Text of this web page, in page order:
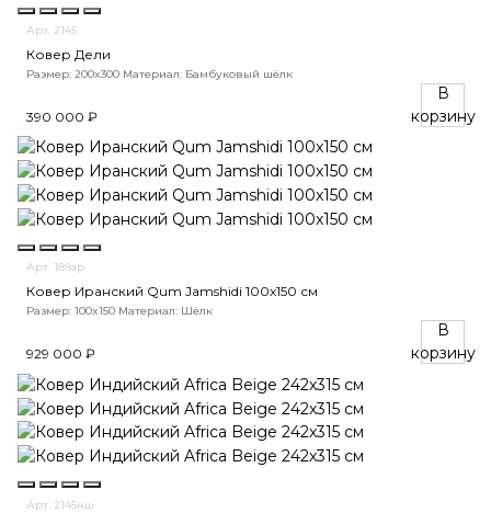
Арт. 2145
Ковер Дели
Размер: 200x300 Материал: Бамбуковый шёлк
390 000 ₽
В
корзину
Арт. 189ар
Ковер Иранский Qum Jamshidi 100x150 см
Размер: 100x150 Материал: Шёлк
929 000 ₽
В
корзину
Арт. 2145нш